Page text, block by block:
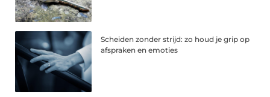
Scheiden zonder strijd: zo houd je grip op
afspraken en emoties